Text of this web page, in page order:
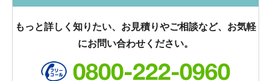
もっと詳しく知りたい、お見積りやご相談など、お気軽
にお問い合わせください。